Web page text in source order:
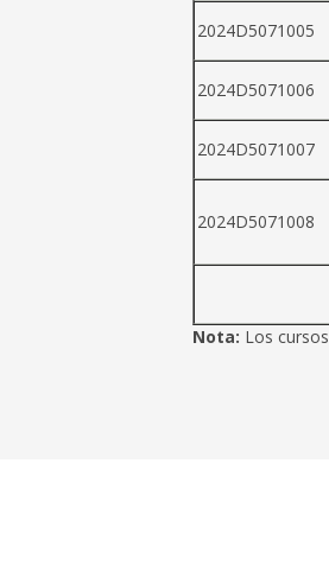
2024D5071005
2024D5071006
2024D5071007
2024D5071008
Nota: Los